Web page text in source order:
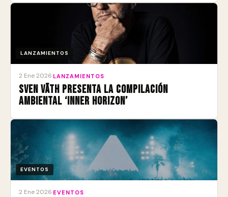
LANZAMIENTOS
2 Ene 2026 LANZAMIENTOS
Sven Väth presenta la compilación
ambiental ‘Inner Horizon’
EVENTOS
2 Ene 2026 EVENTOS